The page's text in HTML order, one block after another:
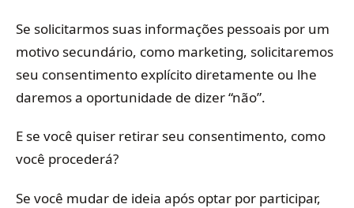
Se solicitarmos suas informações pessoais por um
motivo secundário, como marketing, solicitaremos
seu consentimento explícito diretamente ou lhe
daremos a oportunidade de dizer “não”.
E se você quiser retirar seu consentimento, como
você procederá?
Se você mudar de ideia após optar por participar,